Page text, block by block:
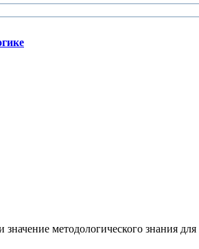
методологического знания